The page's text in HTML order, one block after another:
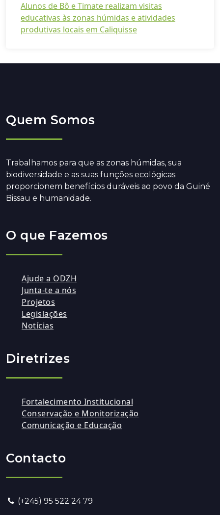
Alunos de Bô e Timate realizam visitas
educativas às zonas húmidas e atividades
produtivas locais em Caliquisse
Quem Somos
Trabalhamos para que as zonas húmidas, sua
biodiversidade e as suas funções ecológicas
proporcionem benefícios duráveis ao povo da Guiné
Bissau e humanidade.
O que Fazemos
Ajude a ODZH
Junta-te a nós
Projetos
Legislações
Notícias
Diretrizes
Fortalecimento Institucional
Conservação e Monitorização
Comunicação e Educação
Contacto
(+245) 95 522 24 79